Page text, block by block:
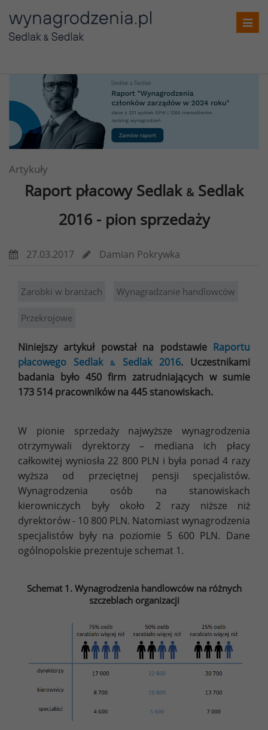
Artykuły
Raport płacowy Sedlak &Sedlak
2016 - pion sprzedaży
27.03.2017 Damian Pokrywka
Zarobki w branżach Wynagradzanie handlowców
Przekrojowe
Niniejszy artykuł powstał na podstawie Raportu
płacowego Sedlak&Sedlak 2016. Uczestnikami
badania było 450 firm zatrudniających w sumie
173 514 pracowników na 445 stanowiskach.
W pionie sprzedaży najwyższe wynagrodzenia
otrzymywali dyrektorzy – mediana ich płacy
całkowitej wyniosła 22 800 PLN i była ponad 4 razy
wyższa od przeciętnej pensji specjalistów.
Wynagrodzenia osób na stanowiskach
kierowniczych były około 2 razy niższe niż
dyrektorów - 10 800 PLN. Natomiast wynagrodzenia
specjalistów były na poziomie 5 600 PLN. Dane
ogólnopolskie prezentuje schemat 1.
Schemat 1. Wynagrodzenia handlowców na różnych
szczeblach organizacji